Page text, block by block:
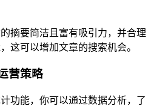
摘要简洁且富有吸引力，并合理
这可以增加文章的搜索机会。
营策略
功能，你可以通过数据分析，了